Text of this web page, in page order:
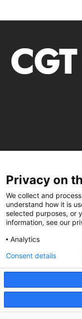
spccc@
935 120 481
@CGTCatalunya
cgtcatalunya
cgtcatalunya
Privacy on
We collect and
understand how it is
selected purposes, or
information, see our
Analytics
Consent details